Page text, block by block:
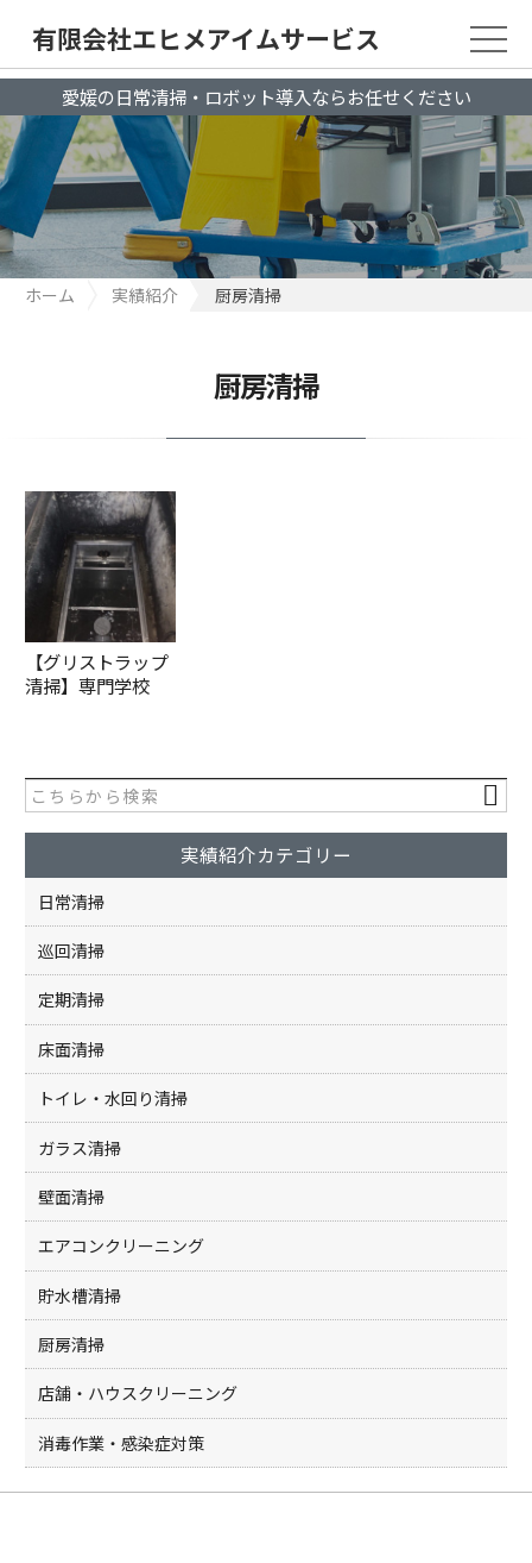
愛媛の日常清掃・ロボット導入ならお任せください
有限会社エヒメアイムサービス
ホーム 実績紹介 厨房清掃
厨房清掃
【グリストラップ
清掃】専門学校
実績紹介カテゴリー
日常清掃
巡回清掃
定期清掃
床面清掃
トイレ・水回り清掃
ガラス清掃
壁面清掃
エアコンクリーニング
貯水槽清掃
厨房清掃
店舗・ハウスクリーニング
消毒作業・感染症対策